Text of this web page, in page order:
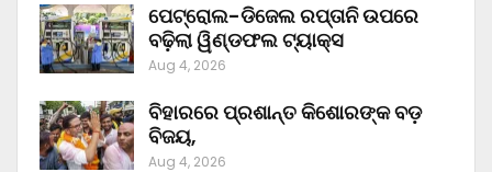
ପେଟ୍ରୋଲ-ଡିଜେଲ ରପ୍ତାନି ଉପରେ
ବଢ଼ିଲା ୱିଣ୍ଡଫଲ ଟ୍ୟାକ୍ସ
Aug 4, 2026
ବିହାରରେ ପ୍ରଶାନ୍ତ କିଶୋରଙ୍କ ବଡ଼
ବିଜୟ,
Aug 4, 2026